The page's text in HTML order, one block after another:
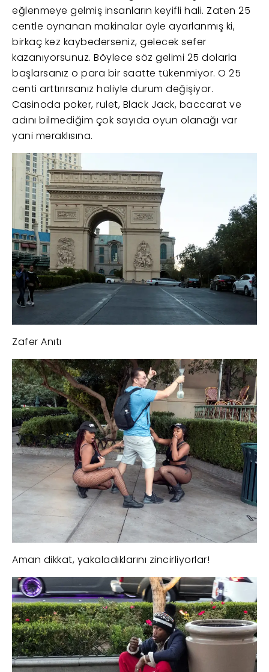
eğlenmeye gelmiş insanların keyifli hali. Zaten 25
centle oynanan makinalar öyle ayarlanmış ki,
birkaç kez kaybederseniz, gelecek sefer
kazanıyorsunuz. Böylece söz gelimi 25 dolarla
başlarsanız o para bir saatte tükenmiyor. O 25
centi arttırırsanız haliyle durum değişiyor.
Casinoda poker, rulet, Black Jack, baccarat ve
adını bilmediğim çok sayıda oyun olanağı var
yani meraklısına.
Zafer Anıtı
Aman dikkat, yakaladıklarını zincirliyorlar!